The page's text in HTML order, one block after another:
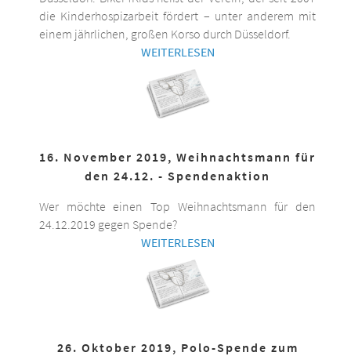
die Kinderhospizarbeit fördert – unter anderem mit
einem jährlichen, großen Korso durch Düsseldorf.
WEITERLESEN
16. November 2019, Weihnachtsmann für
den 24.12. - Spendenaktion
Wer möchte einen Top Weihnachtsmann für den
24.12.2019 gegen Spende?
WEITERLESEN
26. Oktober 2019, Polo-Spende zum